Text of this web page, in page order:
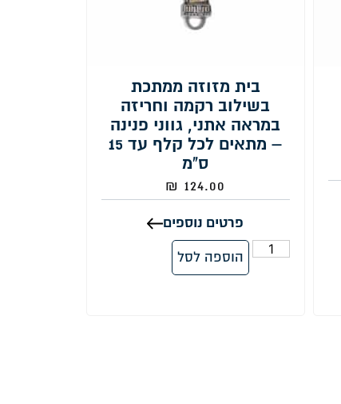
בית מזוזה ממתכת
בשילוב רקמה וחריזה
במראה אתני, גווני פנינה
– מתאים לכל קלף עד 15
ס"מ
124.00
₪
פרטים נוספים
הוספה לסל